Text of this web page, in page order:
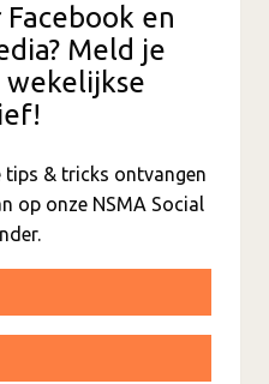
en
Meld je
wekelijkse
tips & tricks ontvangen
op onze NSMA Social